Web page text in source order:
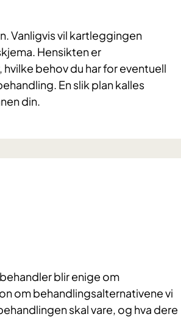
Vanligvis vil kartleggingen
Hensikten er
behov du har for eventuell
En slik plan kalles
n din.
blir enige om
om behandlingsalternativene vi
skal vare, og hva dere